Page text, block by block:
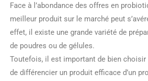
Face à l’abondance des offres en
meilleur produit sur le marché peut
effet, il existe une grande variété de
de poudres ou de gélules.
Toutefois, il est important de bien
de différencier un produit efficace d’un